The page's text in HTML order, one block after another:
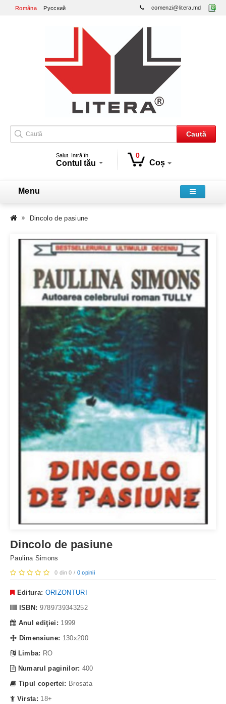
Româna Русский comenzi@litera.md
Caută
Salut. Intră în
Contul tău
0
Coș
Menu
Dincolo de pasiune
Dincolo de pasiune
Paulina Simons
0 din 0 / 0 opinii
Editura: ORIZONTURI
ISBN: 9789739343252
Anul ediţiei: 1999
Dimensiune: 130x200
Limba: RO
Numarul paginilor: 400
Tipul copertei: Brosata
Virsta: 18+